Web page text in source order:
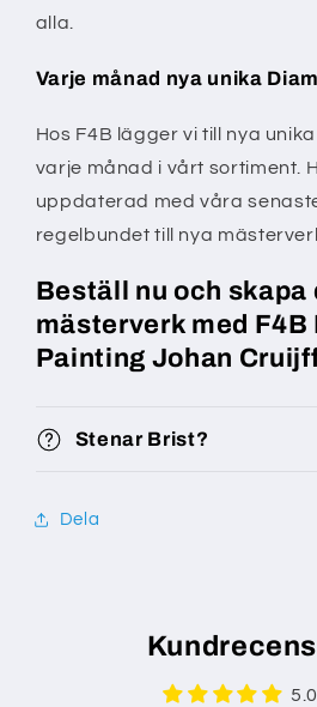
alla.
Varje månad nya unika
Hos F4B lägger vi till nya
varje månad i vårt sortiment.
uppdaterad med våra
regelbundet till nya
Beställ nu och skapa
mästerverk med F4B
Painting Johan
Stenar Brist?
Dela